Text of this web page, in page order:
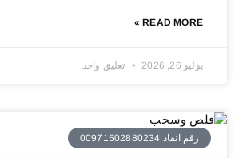
READ MORE »
يوليو 26, 2026 تعليق واحد
رقم انقاذ 00971502880234